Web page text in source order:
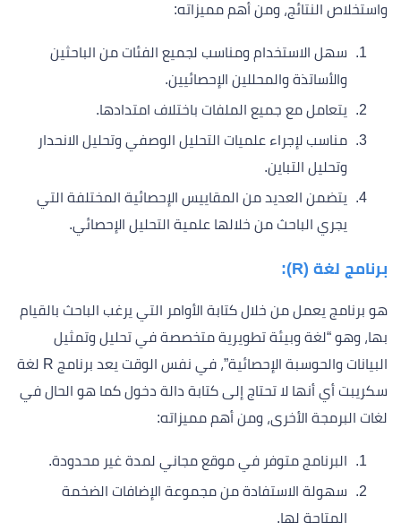
واستخلاص النتائج، ومن أهم مميزاته:
سهل الاستخدام ومناسب لجميع الفئات من الباحثين
والأساتذة والمحللين الإحصائيين.
يتعامل مع جميع الملفات باختلاف امتدادها.
مناسب لإجراء علميات التحليل الوصفي وتحليل الانحدار
وتحليل التباين.
يتضمن العديد من المقاييس الإحصائية المختلفة التي
يجري الباحث من خلالها علمية التحليل الإحصائي.
برنامج لغة (R
):
هو برنامج يعمل من خلال كتابة الأوامر التي يرغب الباحث بالقيام
بها، وهو “لغة وبيئة تطويرية متخصصة في تحليل وتمثيل
البيانات والحوسبة الإحصائية”، في نفس الوقت يعد برنامج R لغة
سكريبت أي أنها لا تحتاج إلى كتابة دالة دخول كما هو الحال في
لغات البرمجة الأخرى، ومن أهم مميزاته:
البرنامج متوفر في موقع مجاني لمدة غير محدودة.
سهولة الاستفادة من مجموعة الإضافات الضخمة
المتاحة لها.